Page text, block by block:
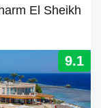
El Sheikh
9.1